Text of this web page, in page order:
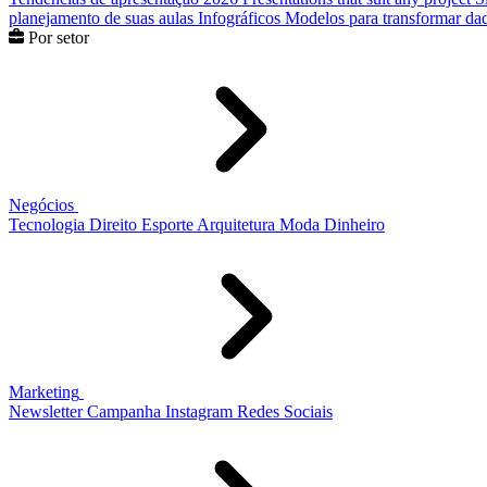
planejamento de suas aulas Infográficos Modelos para transformar
Por setor
Negócios
Tecnologia Direito Esporte Arquitetura Moda Dinheiro
Marketing
Newsletter Campanha Instagram Redes Sociais